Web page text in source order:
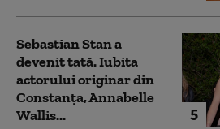
5
Sebastian Stan a
devenit tată. Iubita
actorului originar din
Constanța, Annabelle
Wallis...